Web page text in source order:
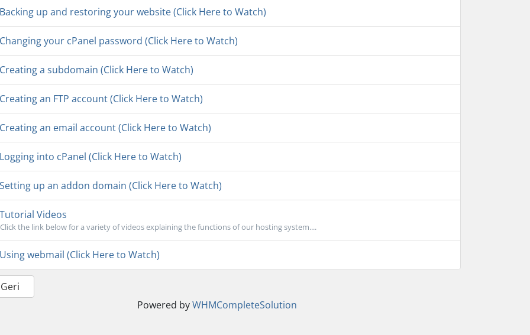
up and restoring your website (Click Here to Watch)
your cPanel password (Click Here to Watch)
a subdomain (Click Here to Watch)
an FTP account (Click Here to Watch)
an email account (Click Here to Watch)
into cPanel (Click Here to Watch)
up an addon domain (Click Here to Watch)
Videos
Click the link below for a variety of videos explaining the functions of our hosting system....
webmail (Click Here to Watch)
Powered byWHMCompleteSolution